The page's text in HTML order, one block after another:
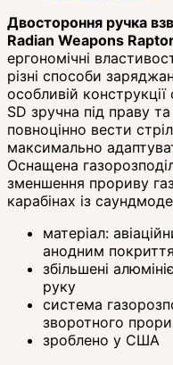
Двостороння ручка
Radian Weapons
ергономічні
різні способи
особливій
SD зручна під праву
повноцінно вести
максимально
Оснащена
зменшення прориву
карабінах із
матеріал:
анодним
збільшені
руку
система
зворотного
зроблено у США